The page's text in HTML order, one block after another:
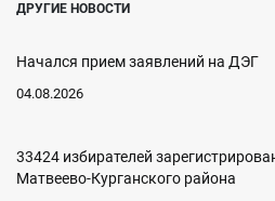
ДРУГИЕ НОВОСТИ
Начался прием заявлений на ДЭГ
04.08.2026
33424 избирателей
Матвеево-Курганского района